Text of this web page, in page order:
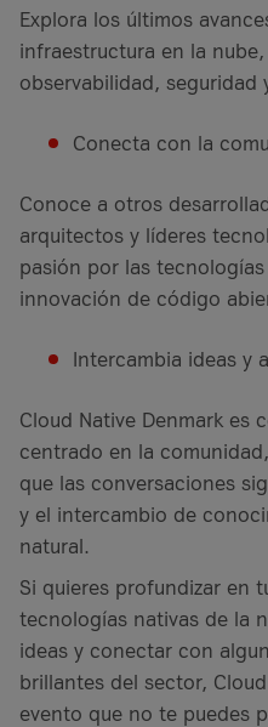
Explora los últimos
infraestructura en la
observabilidad, seguridad
Conecta con la
Conoce a otros
arquitectos y líderes
pasión por las
innovación de código
Intercambia ideas y
Cloud Native Denmark es
centrado en la
que las conversaciones
y el intercambio de
natural.
Si quieres profundizar en
tecnologías nativas de la
ideas y conectar con
brillantes del sector,
evento que no te puedes